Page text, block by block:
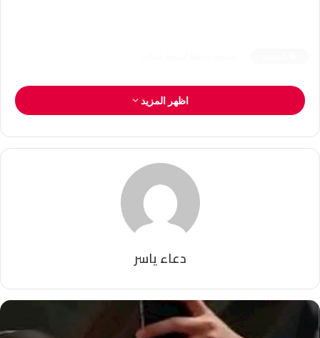
اظهر المزيد
دعاء ياسر